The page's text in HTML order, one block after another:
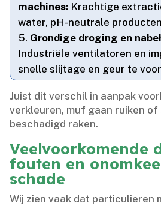
machines: Krachtige
water, pH-neutrale
Grondige droging en
Industriële ventilatoren en
snelle slijtage en geur te
Juist dit verschil in aanpak
verkleuren, muf gaan ruiken
beschadigd raken.​
Veelvoorkomende
fouten en
schade
Wij zien vaak dat particulieren